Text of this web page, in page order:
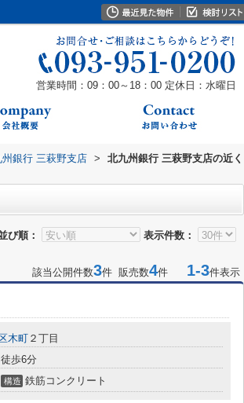
営業時間：09：00～18：00 定休日：水曜日
州銀行 三萩野支店 >
北九州銀行 三萩野支店の近く
び順： 表示件数：
該当公開件数3件 販売数4件 1-3件表示
木町 ２丁目
徒歩6分
構造 鉄筋コンクリート